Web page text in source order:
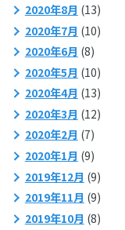
2020年8月 (13)
2020年7月 (10)
2020年6月 (8)
2020年5月 (10)
2020年4月 (13)
2020年3月 (12)
2020年2月 (7)
2020年1月 (9)
2019年12月 (9)
2019年11月 (9)
2019年10月 (8)